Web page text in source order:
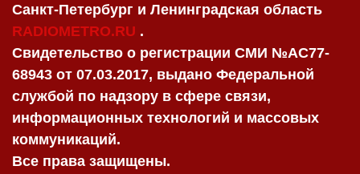
Санкт-Петербург и Ленинградская область
RADIOMETRO.RU .
Свидетельство о регистрации СМИ №AC77-
68943 от 07.03.2017, выдано Федеральной
службой по надзору в сфере связи,
информационных технологий и массовых
коммуникаций.
Все права защищены.